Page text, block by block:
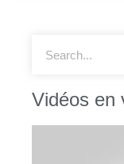
Vidéos en